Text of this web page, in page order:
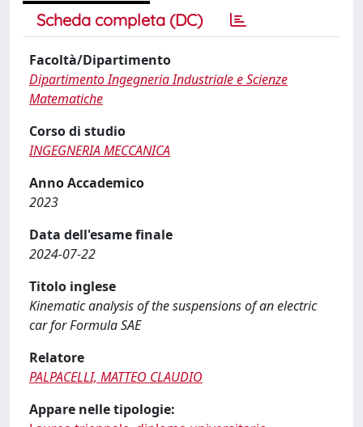
Scheda completa (DC)
Facoltà/Dipartimento
Dipartimento Ingegneria Industriale e Scienze
Matematiche
Corso di studio
INGEGNERIA MECCANICA
Anno Accademico
2023
Data dell'esame finale
2024-07-22
Titolo inglese
Kinematic analysis of the suspensions of an electric
car for Formula SAE
Relatore
PALPACELLI, MATTEO CLAUDIO
Appare nelle tipologie: